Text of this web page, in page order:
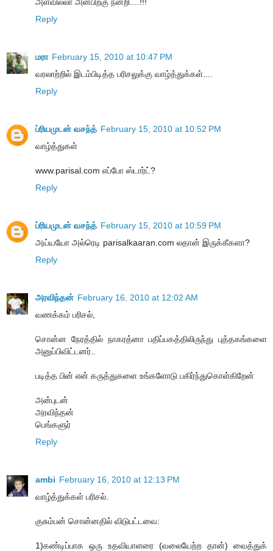
Reply
மரா February 15, 2010 at 10:47 PM
வரலாற்றில் இடம்பிடித்த பரிசலுக்கு வாழ்த்துக்கள்....
Reply
ப்ரியமுடன் வசந்த் February 15, 2010 at 10:52 PM
வாழ்த்துகள்
www.parisal.com எப்போ ஸ்டார்ட்?
Reply
ப்ரியமுடன் வசந்த் February 15, 2010 at 10:59 PM
அய்யயோ அல்ரெடி parisalkaaran.com லதான் இருக்கீகளா?
Reply
அரவிந்தன் February 16, 2010 at 12:02 AM
வணக்கம் பரிசல்,
சொன்ன நேரத்தில் நாகரத்னா பதிப்பகத்திலிருந்து புத்தகங்களை
அனுப்பிவிட்டனர்..
படித்த பின் என் கருத்துகளை உங்களோடு பகிர்ந்துகொள்கிறேன்
அன்புடன்
அரவிந்தன்
பெங்களுர்
Reply
ambi February 16, 2010 at 12:13 PM
வாழ்த்துக்கள் பரிசல்.
குசும்பன் சொன்னதில் விடுபட்டவை:
1)கண்டிப்பாக ஒரு உதவியாளரை (வலையேற்ற தான்) வைத்துக்